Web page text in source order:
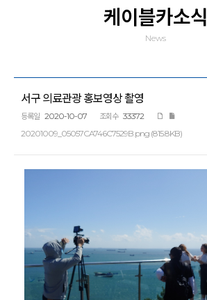
케이블카소식
News
서구 의료관광 홍보영상 촬영
등록일 2020-10-07 조회수 33372
20201009_05057CA746C7529B.png (815.8KB)